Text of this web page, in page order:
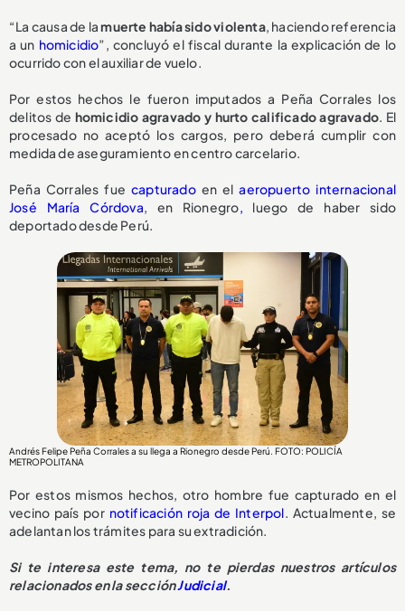
“La causa de lamuerte había sido violenta, haciendo referencia
a un homicidio”, concluyó el fiscal durante la explicación de lo
ocurrido con el auxiliar de vuelo.
Por estos hechos le fueron imputados a Peña Corrales los
delitos de homicidio agravado y hurto calificado agravado. El
procesado no aceptó los cargos, pero deberá cumplir con
medida de aseguramiento en centro carcelario.
Peña Corrales fue capturadoen elaeropuerto internacional
José María Córdova, en Rionegro, luego de haber sido
deportado desde Perú.
Andrés Felipe Peña Corrales a su llega a Rionegro desde Perú. FOTO: POLICÍA
METROPOLITANA
Por estos mismos hechos, otro hombre fue capturado en el
vecino país por notificación roja de Interpol. Actualmente, se
adelantan los trámites para su extradición.
Si te interesa este tema, no te pierdas nuestros artículos
relacionados en la secciónJudicial.